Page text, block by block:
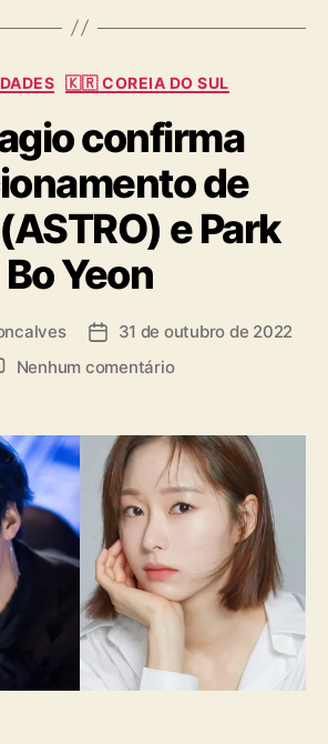
C
t
e
g
o
r
i
a
🇰🇷 COREIA DO SUL
confirma
de
e Park
Bo Yeon
D
d
e
p
u
b
l
i
c
a
ç
ã
31 de outubro de 2022
Nenhum comentárioe
a
n
t
a
i
o
c